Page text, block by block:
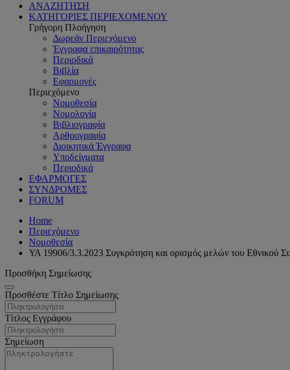
ΑΝΑΖΗΤΗΣΗ
ΚΑΤΗΓΟΡΙΕΣ ΠΕΡΙΕΧΟΜΕΝΟΥ
Γρήγορη Πλοήγηση
Δωρεάν Περιεχόμενο
Έγγραφα επικαιρότητας
Περιοδικά
Βιβλία
Εφαρμογές
Περιεχόμενο
Νομοθεσία
Νομολογία
Βιβλιογραφία
Αρθρογραφία
Διοικητικά Έγγραφα
Υποδείγματα
Περιοδικά
ΕΦΑΡΜΟΓΕΣ
ΣΥΝΔΡΟΜΕΣ
FORUM
Home
Περιεχόμενο
Νομοθεσία
ΥΑ 19906/3.3.2023 Συγκρότηση και ορισμός μελών του Εθνικού
Προσθήκη Σημείωσης
Προσθέστε Τίτλο Σημείωσης
Τίτλος Εγγράφου
Σημείωση